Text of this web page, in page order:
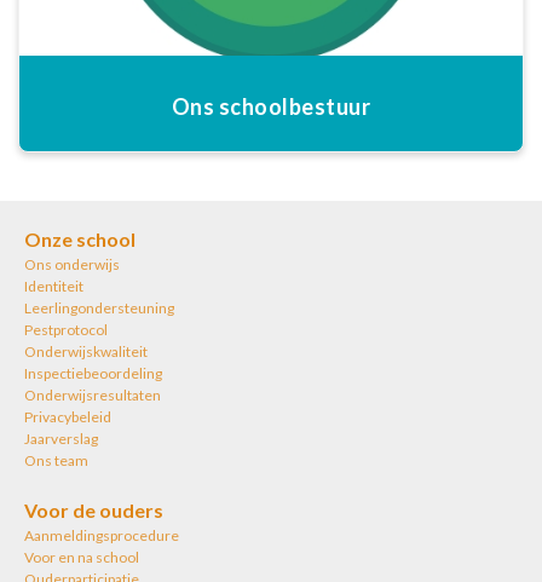
Ons schoolbestuur
Onze school
Ons onderwijs
Identiteit
Leerlingondersteuning
Pestprotocol
Onderwijskwaliteit
Inspectiebeoordeling
Onderwijsresultaten
Privacybeleid
Jaarverslag
Ons team
Voor de ouders
Aanmeldingsprocedure
Voor en na school